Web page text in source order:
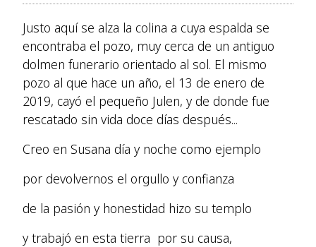
Justo aquí se alza la colina a cuya espalda se
encontraba el pozo, muy cerca de un antiguo
dolmen funerario orientado al sol. El mismo
pozo al que hace un año, el 13 de enero de
2019, cayó el pequeño Julen, y de donde fue
rescatado sin vida doce días después...
Creo en Susana día y noche como ejemplo
por devolvernos el orgullo y confianza
de la pasión y honestidad hizo su templo
y trabajó en esta tierra por su causa,